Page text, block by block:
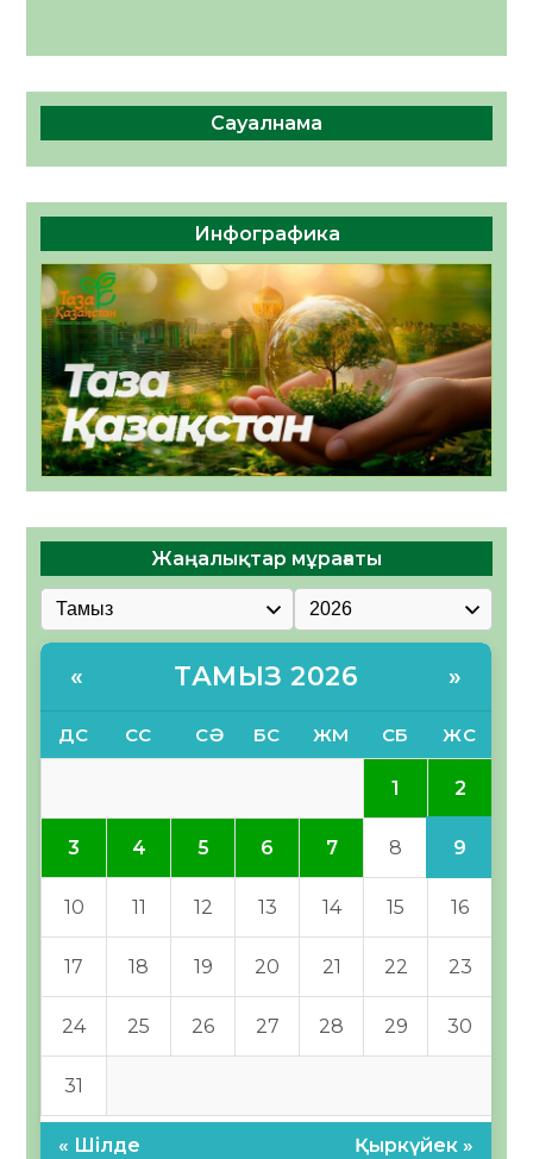
Сауалнама
Инфографика
Жаңалықтар мұрағаты
« ТАМЫЗ 2026 »
ДС СС СӘ БС ЖМ СБ ЖС
1 2
3 4 5 6 7 8 9
10 11 12 13 14 15 16
17 18 19 20 21 22 23
24 25 26 27 28 29 30
31
« Шілде Қыркүйек »